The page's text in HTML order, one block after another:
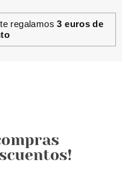
regalamos3 euros de